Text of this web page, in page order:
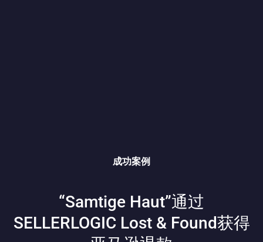
成功案例
“Samtige Haut”通过
SELLERLOGIC Lost & Found获得